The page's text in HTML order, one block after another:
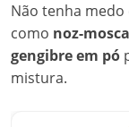
Não tenha
como noz-
gengibre em pó
mistura.